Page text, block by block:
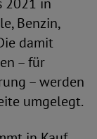
Benzin,
damit
– für
– werden
umgelegt.